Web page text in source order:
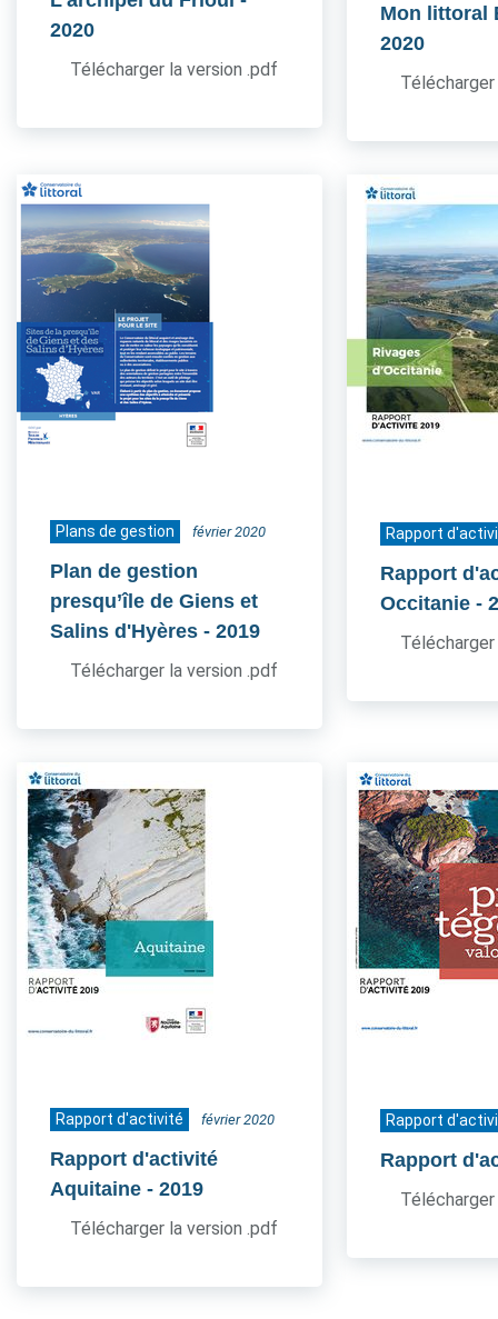
2020
Télécharger la version .pdf
Mon littoral
2020
Plans de gestion février 2020
Plan de gestion
presqu’île de Giens et
Salins d'Hyères - 2019
Télécharger la version .pdf
Rapport
Rapport
Occitanie -
Rapport d'activité février 2020
Rapport d'activité
Aquitaine - 2019
Télécharger la version .pdf
Rapport
Rapport